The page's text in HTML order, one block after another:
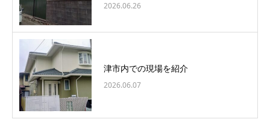
2026.06.26
津市内での現場を紹介
2026.06.07